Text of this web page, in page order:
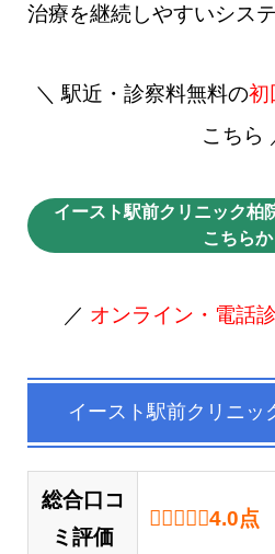
治療を継続しやすいシス
＼ 駅近・診察料無料の初
こちら
イースト駅前クリニック柏
こちらか
／ オンライン・電話
イースト駅前クリニッ
総合口コ
ミ評価
4.0
4.0点